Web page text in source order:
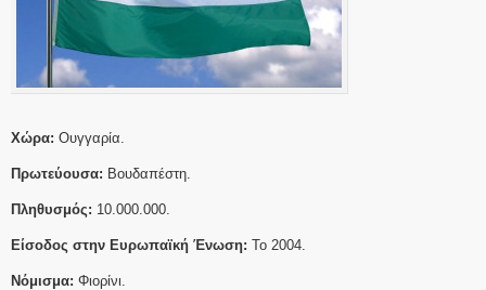
Χώρα: Ουγγαρία.
Πρωτεύουσα: Βουδαπέστη.
Πληθυσμός: 10.000.000.
Είσοδος στην Ευρωπαϊκή Ένωση: Το 2004.
Νόμισμα: Φιορίνι.